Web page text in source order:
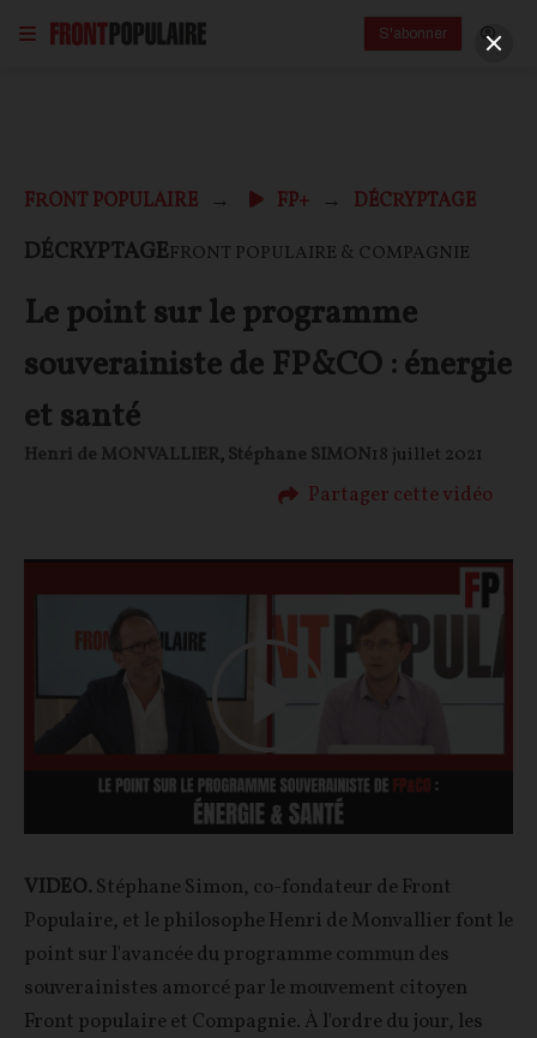
S'abonner
FRONT POPULAIRE FP+ DÉCRYPTAGE
DÉCRYPTAGEFRONT POPULAIRE & COMPAGNIE
Le point sur le programme
souverainiste de FP&CO : énergie
et santé
Henri de MONVALLIER,Stéphane SIMON18 juillet 2021
Partager cette vidéo
Play
Video
VIDEO.Stéphane Simon, co-fondateur de Front
Populaire, et le philosophe Henri de Monvallier font le
point sur l'avancée du programme commun des
souverainistes amorcé par le mouvement citoyen
Front populaire et Compagnie. À l'ordre du jour, les